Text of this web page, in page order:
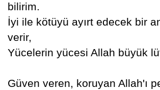
bilirim.
İyi ile kötüyü ayırt edecek bir
verir,
Yücelerin yücesi Allah büyük
Güven veren, koruyan Allah'ı